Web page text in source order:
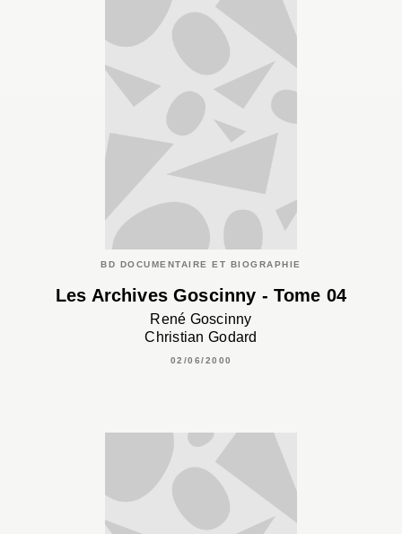
BD DOCUMENTAIRE ET BIOGRAPHIE
Les Archives Goscinny - Tome 04
René Goscinny
Christian Godard
02/06/2000